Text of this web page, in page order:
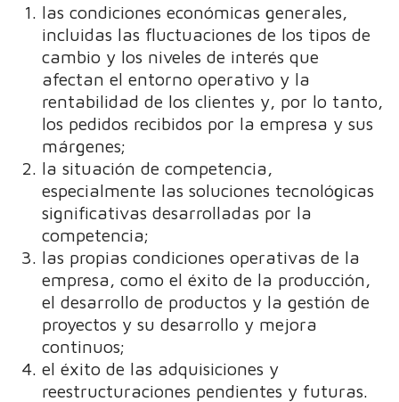
las condiciones económicas generales,
incluidas las fluctuaciones de los tipos de
cambio y los niveles de interés que
afectan el entorno operativo y la
rentabilidad de los clientes y, por lo tanto,
los pedidos recibidos por la empresa y sus
márgenes;
la situación de competencia,
especialmente las soluciones tecnológicas
significativas desarrolladas por la
competencia;
las propias condiciones operativas de la
empresa, como el éxito de la producción,
el desarrollo de productos y la gestión de
proyectos y su desarrollo y mejora
continuos;
el éxito de las adquisiciones y
reestructuraciones pendientes y futuras.